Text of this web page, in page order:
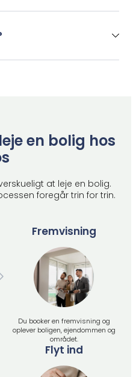
en bolig hos
at leje en bolig.
foregår trin for trin.
Fremvisning
Du booker en fremvisning og
oplever boligen, ejendommen og
området.
Flyt ind